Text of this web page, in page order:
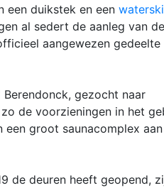
een duikstek en een
al sedert de aanleg van de
aangewezen
gezocht naar
de voorzieningen in het
groot saunacomplex
de deuren heeft geopend,